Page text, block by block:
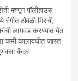
म्हणून पॉलीहाउस
ठोबळी मिरची,
लागवड करण्यात येत
कमी कालावधीत जास्त
केंद्र